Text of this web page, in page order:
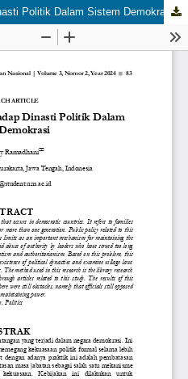
Politik Dalam Sistem Demokrasi